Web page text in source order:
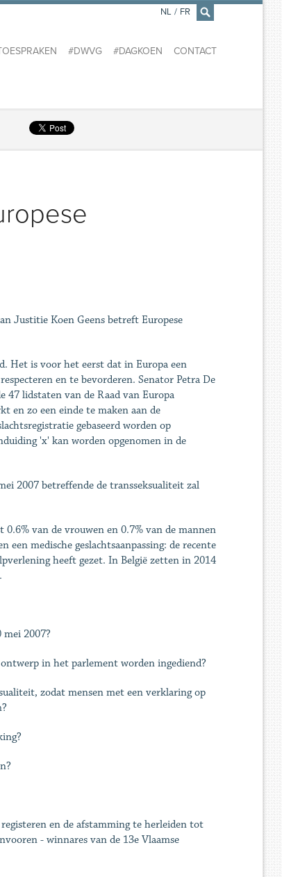
×
#DWVG #DAGKOEN CONTACT
NL / FR
Justitie Koen Geens betreft Europese
Het is voor het eerst dat in Europa een
en te bevorderen. Senator Petra De
47 lidstaten van de Raad van Europa
en zo een einde te maken aan de
gebaseerd worden op
'x' kan worden opgenomen in de
2007 betreffende de transseksualiteit zal
0.6% van de vrouwen en 0.7% van de mannen
medische geslachtsaanpassing: de recente
heeft gezet. In België zetten in 2014
mei 2007?
in het parlement worden ingediend?
zodat mensen met een verklaring op
en de afstamming te herleiden tot
- winnares van de 13e Vlaamse